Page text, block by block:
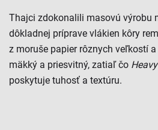
Thajci zdokonalili masovú výrobu
dôkladnej príprave vlákien kôry
z moruše papier rôznych veľkostí
mäkký a priesvitný, zatiaľ čo
poskytuje tuhosť a textúru.